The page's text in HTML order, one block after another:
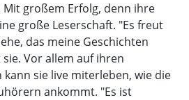
Mit großem Erfolg, denn ihre
große Leserschaft. "Es freut
das meine Geschichten
Vor allem auf ihren
kann sie live miterleben, wie die
ankommt. "Es ist